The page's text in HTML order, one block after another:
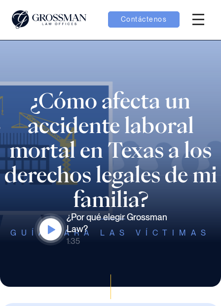
Contáctenos
Menú
Casos
Resultados
Aprender
¿Cómo afecta un
accidente laboral
mortal en Texas a los
derechos legales de mi
familia?
GUÍA PARA LAS VÍCTIMAS
¿Por qué elegir Grossman
Law?
1:35